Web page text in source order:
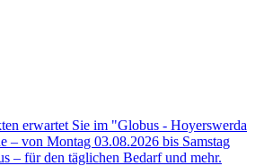
erwartet Sie im "Globus - Hoyerswerda
– von Montag 03.08.2026 bis Samstag
– für den täglichen Bedarf und mehr.